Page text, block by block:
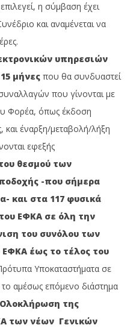
η σύμβαση έχει
και αναμένεται να
υπηρεσιών
μήνες που θα συνδυαστεί
που γίνονται με
Φορέα, όπως έκδοση
και έναρξη/μεταβολή/λήξη
εφεξής
θεσμού των
-που σήμερα
και στα 117 φυσικά
ΕΦΚΑ σε όλη την
του συνόλου των
έως το τέλος του
Υποκαταστήματα σε
το αμέσως επόμενο διάστημα
της
των νέων Γενικών